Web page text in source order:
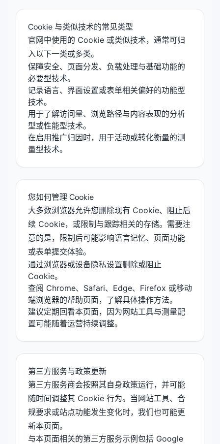
Cookie 与类似技术的常见类型
官网中使用的 Cookie 或类似技术，通常可归
入以下一类或多类。
保障安全、页面分发、负载处理与基础功能的
必要型技术。
记录语言、界面设置或表单相关偏好的功能型
技术。
用于了解访问量、浏览路径与内容表现的分析
型或性能型技术。
在启用推广归因时，用于活动或转化衡量的测
量型技术。
您如何管理 Cookie
大多数浏览器允许您删除现有 Cookie、阻止后
续 Cookie，或限制与跟踪相关的存储。需要注
意的是，限制后可能影响语言记忆、页面功能
或表单提交体验。
通过浏览器或设备隐私设置删除或阻止
Cookie。
查阅 Chrome、Safari、Edge、Firefox 或移动
端浏览器的帮助页面，了解具体操作方法。
建议定期回看本页面，因为网站工具与测量配
置可能随着运营持续调整。
第三方服务与政策更新
第三方服务商会按照其自身政策运行，并可能
随时间调整其 Cookie 行为。当网站工具、合
规要求或站点功能发生变化时，我们也可能更
新本页面。
与本页面相关的第三方服务示例包括 Google